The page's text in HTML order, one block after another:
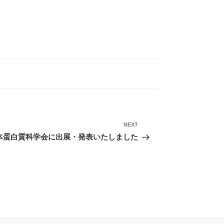
Next
NEXT
蛋白質科学会に出展・発表いたしました